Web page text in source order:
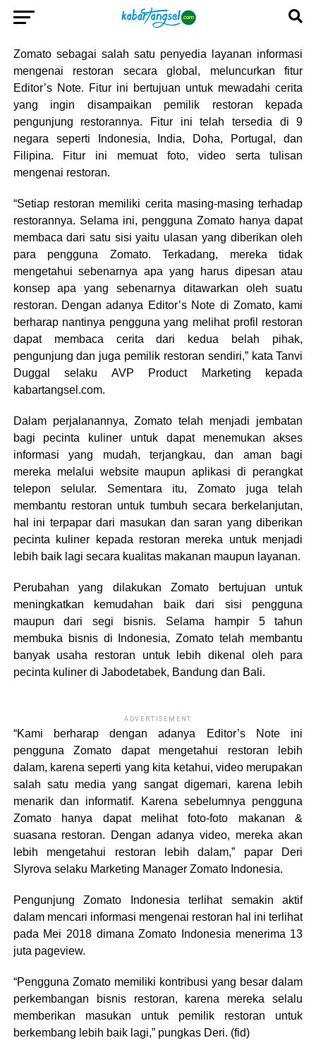
Zomato sebagai salah satu penyedia layanan informasi
mengenai restoran secara global, meluncurkan fitur
Editor’s Note. Fitur ini bertujuan untuk mewadahi cerita
yang ingin disampaikan pemilik restoran kepada
pengunjung restorannya. Fitur ini telah tersedia di 9
negara seperti Indonesia, India, Doha, Portugal, dan
Filipina. Fitur ini memuat foto, video serta tulisan
mengenai restoran.
“Setiap restoran memiliki cerita masing-masing terhadap
restorannya. Selama ini, pengguna Zomato hanya dapat
membaca dari satu sisi yaitu ulasan yang diberikan oleh
para pengguna Zomato. Terkadang, mereka tidak
mengetahui sebenarnya apa yang harus dipesan atau
konsep apa yang sebenarnya ditawarkan oleh suatu
restoran. Dengan adanya Editor’s Note di Zomato, kami
berharap nantinya pengguna yang melihat profil restoran
dapat membaca cerita dari kedua belah pihak,
pengunjung dan juga pemilik restoran sendiri,” kata Tanvi
Duggal selaku AVP Product Marketing kepada
kabartangsel.com.
Dalam perjalanannya, Zomato telah menjadi jembatan
bagi pecinta kuliner untuk dapat menemukan akses
informasi yang mudah, terjangkau, dan aman bagi
mereka melalui website maupun aplikasi di perangkat
telepon selular. Sementara itu, Zomato juga telah
membantu restoran untuk tumbuh secara berkelanjutan,
hal ini terpapar dari masukan dan saran yang diberikan
pecinta kuliner kepada restoran mereka untuk menjadi
lebih baik lagi secara kualitas makanan maupun layanan.
Perubahan yang dilakukan Zomato bertujuan untuk
meningkatkan kemudahan baik dari sisi pengguna
maupun dari segi bisnis. Selama hampir 5 tahun
membuka bisnis di Indonesia, Zomato telah membantu
banyak usaha restoran untuk lebih dikenal oleh para
pecinta kuliner di Jabodetabek, Bandung dan Bali.
ADVERTISEMENT
“Kami berharap dengan adanya Editor’s Note ini
pengguna Zomato dapat mengetahui restoran lebih
dalam, karena seperti yang kita ketahui, video merupakan
salah satu media yang sangat digemari, karena lebih
menarik dan informatif. Karena sebelumnya pengguna
Zomato hanya dapat melihat foto-foto makanan &
suasana restoran. Dengan adanya video, mereka akan
lebih mengetahui restoran lebih dalam,” papar Deri
Slyrova selaku Marketing Manager Zomato Indonesia.
Pengunjung Zomato Indonesia terlihat semakin aktif
dalam mencari informasi mengenai restoran hal ini terlihat
pada Mei 2018 dimana Zomato Indonesia menerima 13
juta pageview.
“Pengguna Zomato memiliki kontribusi yang besar dalam
perkembangan bisnis restoran, karena mereka selalu
memberikan masukan untuk pemilik restoran untuk
berkembang lebih baik lagi,” pungkas Deri. (fid)